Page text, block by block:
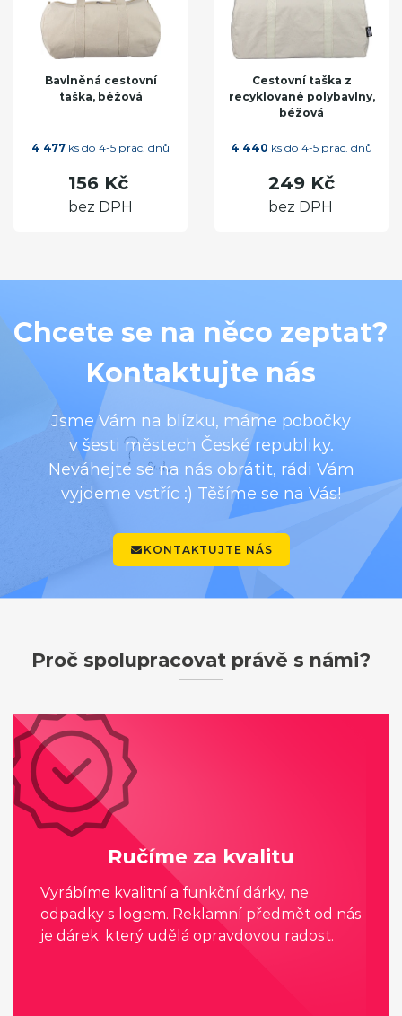
Bavlněná cestovní
taška, béžová
4 477 ks do 4-5 prac. dnů
156 Kč
bez DPH
Cestovní taška z
recyklované polybavlny,
béžová
4 440 ks do 4-5 prac. dnů
249 Kč
bez DPH
Chcete se na něco zeptat?
Kontaktujte nás
Jsme Vám na blízku, máme pobočky
v šesti městech České republiky.
Neváhejte se na nás obrátit, rádi Vám
vyjdeme vstříc :) Těšíme se na Vás!
KONTAKTUJTE NÁS
Proč spolupracovat právě s námi?
Ručíme za kvalitu
Vyrábíme kvalitní a funkční dárky, ne
odpadky s logem. Reklamní předmět od nás
je dárek, který udělá opravdovou radost.